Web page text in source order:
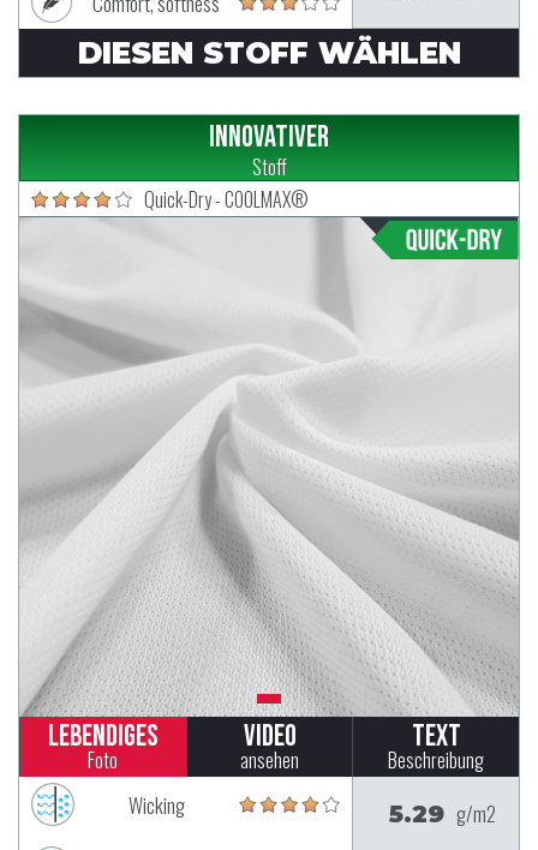
DIESEN STOFF WÄHLEN
Innovativer
Stoff
Quick-Dry - COOLMAX®
Lebendiges
Foto
Video
ansehen
Text
Beschreibung
Wicking 5.29 g/m2